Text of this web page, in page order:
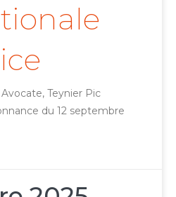
Teynier Pic
du 12 septembre